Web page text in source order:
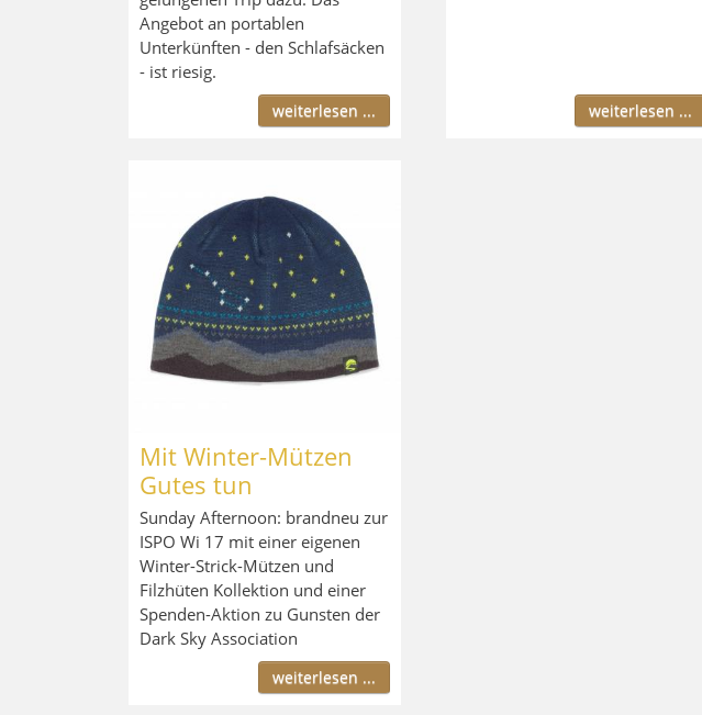
Angebot an portablen
Unterkünften - den Schlafsäcken
- ist riesig.
weiterlesen ... weiterlesen ...
Mit Winter-Mützen
Gutes tun
Sunday Afternoon: brandneu zur
ISPO Wi 17 mit einer eigenen
Winter-Strick-Mützen und
Filzhüten Kollektion und einer
Spenden-Aktion zu Gunsten der
Dark Sky Association
weiterlesen ...